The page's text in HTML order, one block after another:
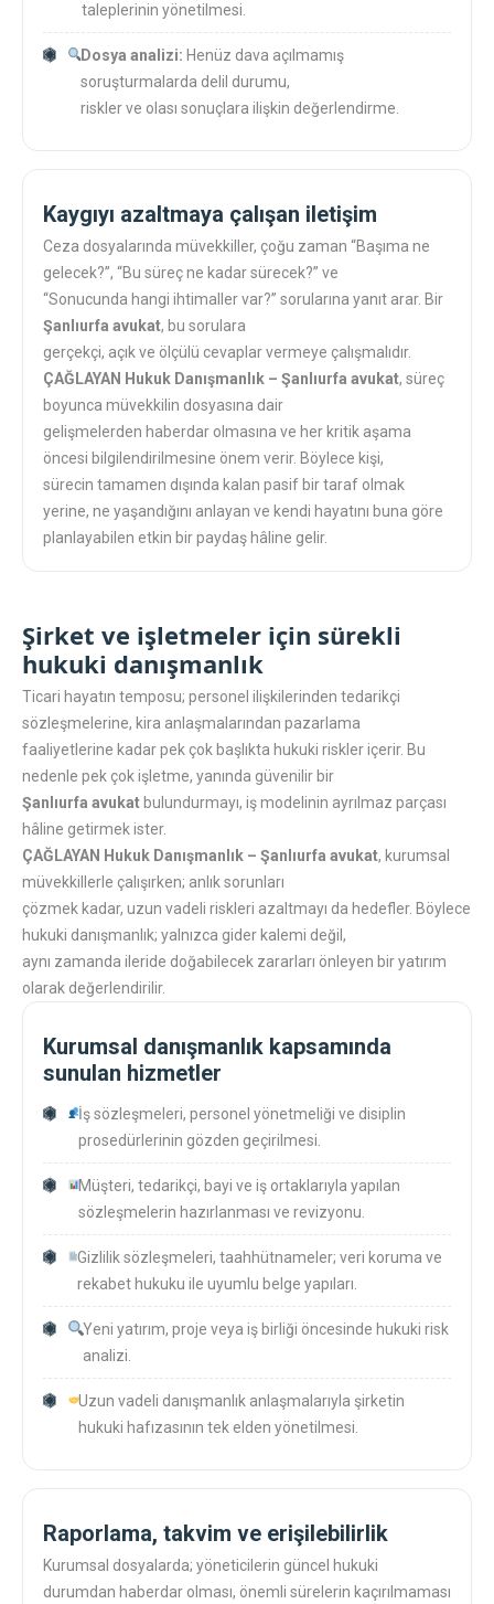
taleplerinin yönetilmesi.
Dosya analizi: Henüz dava açılmamış
soruşturmalarda delil durumu,
riskler ve olası sonuçlara ilişkin değerlendirme.
Kaygıyı azaltmaya çalışan iletişim
Ceza dosyalarında müvekkiller, çoğu zaman “Başıma ne
gelecek?”, “Bu süreç ne kadar sürecek?” ve
“Sonucunda hangi ihtimaller var?” sorularına yanıt arar. Bir
Şanlıurfa avukat, bu sorulara
gerçekçi, açık ve ölçülü cevaplar vermeye çalışmalıdır.
ÇAĞLAYAN Hukuk Danışmanlık – Şanlıurfa avukat, süreç
boyunca müvekkilin dosyasına dair
gelişmelerden haberdar olmasına ve her kritik aşama
öncesi bilgilendirilmesine önem verir. Böylece kişi,
sürecin tamamen dışında kalan pasif bir taraf olmak
yerine, ne yaşandığını anlayan ve kendi hayatını buna göre
planlayabilen etkin bir paydaş hâline gelir.
Şirket ve işletmeler için sürekli
hukuki danışmanlık
Ticari hayatın temposu; personel ilişkilerinden tedarikçi
sözleşmelerine, kira anlaşmalarından pazarlama
faaliyetlerine kadar pek çok başlıkta hukuki riskler içerir. Bu
nedenle pek çok işletme, yanında güvenilir bir
Şanlıurfa avukat bulundurmayı, iş modelinin ayrılmaz parçası
hâline getirmek ister.
ÇAĞLAYAN Hukuk Danışmanlık – Şanlıurfa avukat, kurumsal
müvekkillerle çalışırken; anlık sorunları
çözmek kadar, uzun vadeli riskleri azaltmayı da hedefler. Böylece
hukuki danışmanlık; yalnızca gider kalemi değil,
aynı zamanda ileride doğabilecek zararları önleyen bir yatırım
olarak değerlendirilir.
Kurumsal danışmanlık kapsamında
sunulan hizmetler
İş sözleşmeleri, personel yönetmeliği ve disiplin
prosedürlerinin gözden geçirilmesi.
Müşteri, tedarikçi, bayi ve iş ortaklarıyla yapılan
sözleşmelerin hazırlanması ve revizyonu.
Gizlilik sözleşmeleri, taahhütnameler; veri koruma ve
rekabet hukuku ile uyumlu belge yapıları.
Yeni yatırım, proje veya iş birliği öncesinde hukuki risk
analizi.
Uzun vadeli danışmanlık anlaşmalarıyla şirketin
hukuki hafızasının tek elden yönetilmesi.
Raporlama, takvim ve erişilebilirlik
Kurumsal dosyalarda; yöneticilerin güncel hukuki
durumdan haberdar olması, önemli sürelerin kaçırılmaması